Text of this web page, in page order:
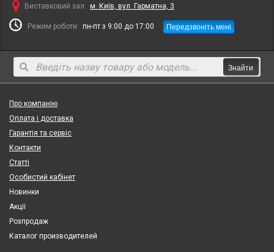
Виставковий зал: м. Київ, вул. Гарматна, 3
Режим роботи: пн-пт з 9:00 до 17:00 Передзвоніть мені
Знайти
Про компанію
Оплата і доставка
Гарантія та сервіс
Контакти
Статті
Особистий кабінет
Новинки
Акції
Розпродаж
Каталог производителей